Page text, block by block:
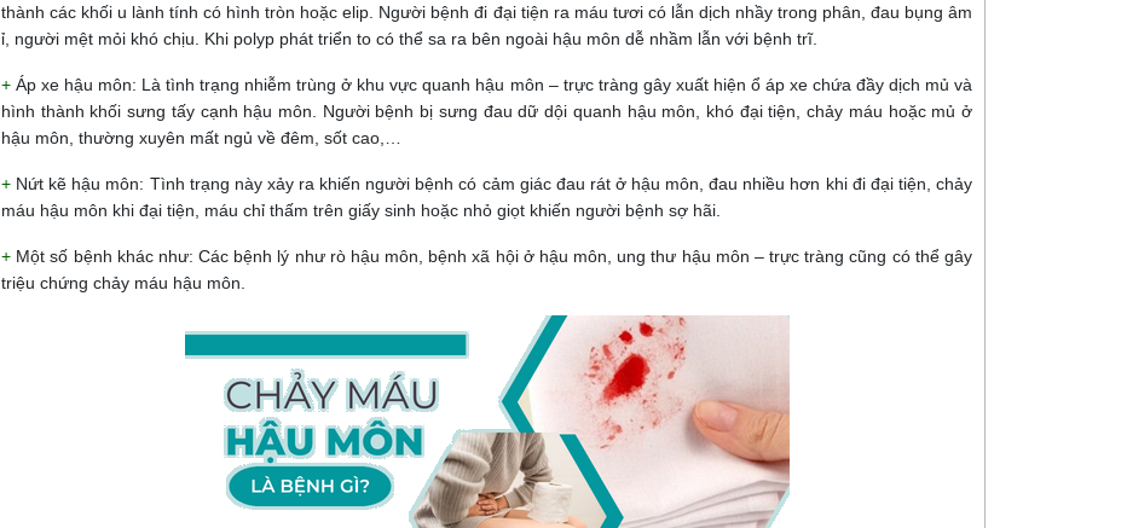
thành các khối u lành tính có hình tròn hoặc elip. Người bệnh đi đại tiện ra máu tươi có lẫn dịch nhầy trong phân, đau bụng âm
ỉ, người mệt mỏi khó chịu. Khi polyp phát triển to có thể sa ra bên ngoài hậu môn dễ nhầm lẫn với bệnh trĩ.
+Áp xe hậu môn: Là tình trạng nhiễm trùng ở khu vực quanh hậu môn – trực tràng gây xuất hiện ổ áp xe chứa đầy dịch mủ và
hình thành khối sưng tấy cạnh hậu môn. Người bệnh bị sưng đau dữ dội quanh hậu môn, khó đại tiện, chảy máu hoặc mủ ở
hậu môn, thường xuyên mất ngủ về đêm, sốt cao,…
+ Nứt kẽ hậu môn: Tình trạng này xảy ra khiến người bệnh có cảm giác đau rát ở hậu môn, đau nhiều hơn khi đi đại tiện, chảy
máu hậu môn khi đại tiện, máu chỉ thấm trên giấy sinh hoặc nhỏ giọt khiến người bệnh sợ hãi.
+ Một số bệnh khác như: Các bệnh lý như rò hậu môn, bệnh xã hội ở hậu môn, ung thư hậu môn – trực tràng cũng có thể gây
triệu chứng chảy máu hậu môn.